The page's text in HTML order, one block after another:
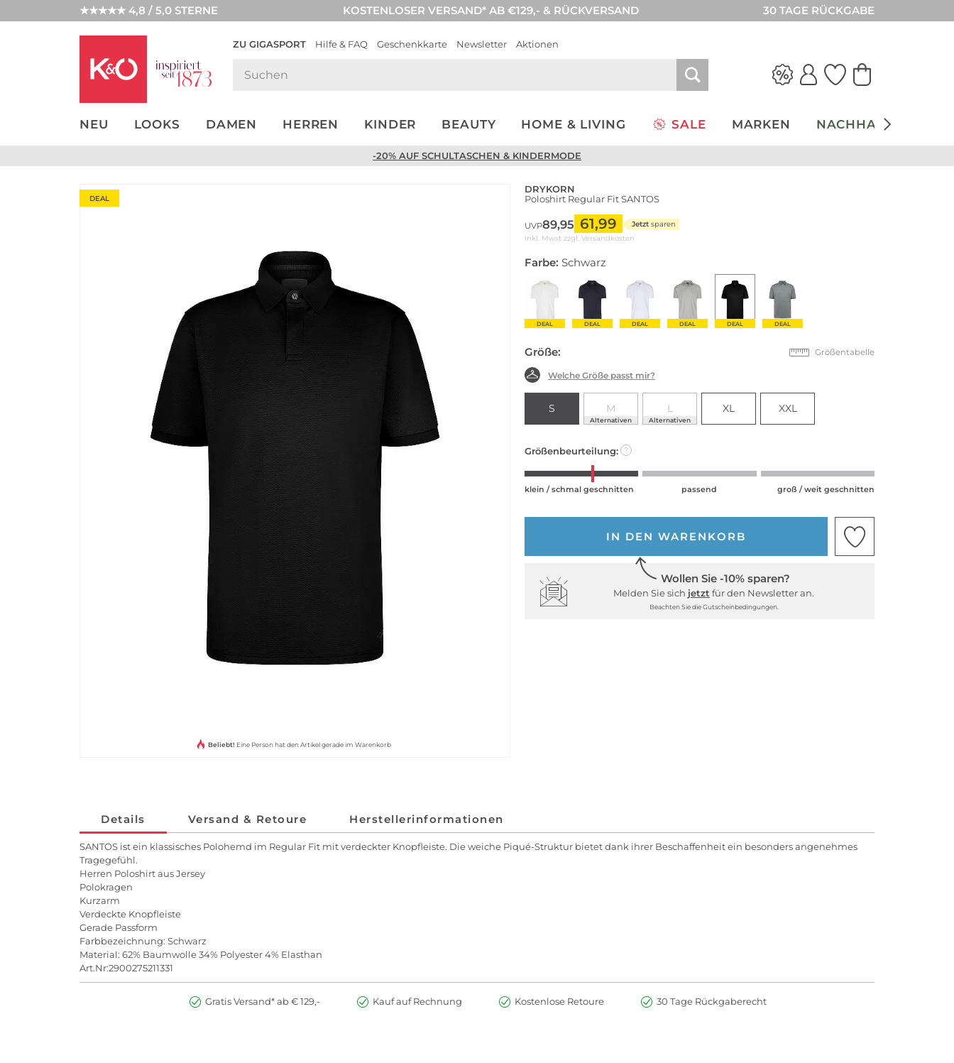
★★★★★ 4,8 / 5,0 STERNE KOSTENLOSER VERSAND* AB €129,- & RÜCKVERSAND 30 TAGE RÜCKGABE
ZU GIGASPORT Hilfe & FAQ Geschenkkarte Newsletter Aktionen
NEU LOOKS DAMEN HERREN KINDER BEAUTY HOME & LIVING SALE MARKEN NACHHALTIGKEIT
NEW IN
WEDDING
-20% AUF SCHULTASCHEN & KINDERMODE
DEAL
Beliebt! Eine Person hat den Artikel gerade im Warenkorb
DRYKORN
Poloshirt Regular Fit SANTOS
UVP89,95 61,99 Jetzt sparen
inkl. Mwst zzgl. Versandkosten
Farbe: Schwarz
DEAL DEAL DEAL DEAL DEAL DEAL
Größe: Größentabelle
Welche Größe passt mir?
S M
Alternativen
L
Alternativen
XL XXL
Größenbeurteilung: ?
klein / schmal geschnitten passend groß / weit geschnitten
IN DEN WARENKORB
Wollen Sie -10% sparen?
Melden Sie sich jetzt für den Newsletter an.
Beachten Sie die Gutscheinbedingungen.
Details Versand & Retoure Herstellerinformationen
SANTOS ist ein klassisches Polohemd im Regular Fit mit verdeckter Knopfleiste. Die weiche Piqué-Struktur bietet dank ihrer Beschaffenheit ein besonders angenehmes
Tragegefühl.
Herren Poloshirt aus Jersey
Polokragen
Kurzarm
Verdeckte Knopfleiste
Gerade Passform
Farbbezeichnung: Schwarz
Material: 62% Baumwolle 34% Polyester 4% Elasthan
Art.Nr:2900275211331
Gratis Versand* ab € 129,- Kauf auf Rechnung Kostenlose Retoure 30 Tage Rückgaberecht